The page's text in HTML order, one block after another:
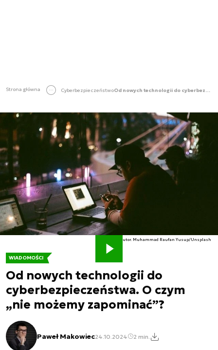
Strona główna Cyberbezpieczeństwo Od nowych technologii do cyberbezpieczeństwa. O czym „nie możemy zapominać”?
WIADOMOŚCI
Od nowych technologii do
cyberbezpieczeństwa. O czym
„nie możemy zapominać”?
Paweł Makowiec24.10.2024 2 min.
Autor. Muhammad Raufan Yusup/Unsplash